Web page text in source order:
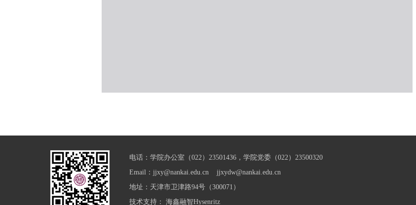
电话：学院办公室（022）23501436，学院党委（022）23500320
Email：jjxy@nankai.edu.cn jjxydw@nankai.edu.cn
地址：天津市卫津路94号（300071）
技术支持： 海鑫融智Hysenritz